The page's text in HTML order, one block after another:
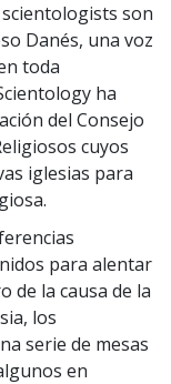
son
Danés, una voz
toda
ha
del Consejo
cuyos
iglesias para
para alentar
de la causa de la
los
serie de mesas
en